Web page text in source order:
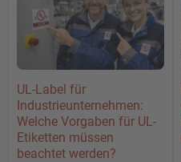
UL-Label für
Industrieunternehmen:
Welche Vorgaben für UL-
Etiketten müssen
beachtet werden?